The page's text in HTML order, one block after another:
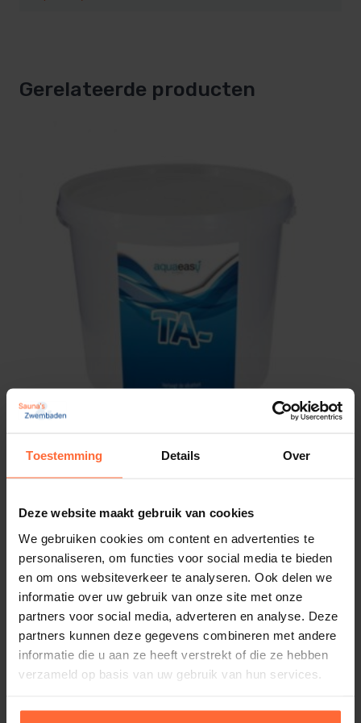
Toestemming Details Over
Deze website maakt gebruik van cookies
We gebruiken cookies om content en advertenties te
personaliseren, om functies voor social media te bieden
en om ons websiteverkeer te analyseren. Ook delen we
informatie over uw gebruik van onze site met onze
partners voor social media, adverteren en analyse. Deze
partners kunnen deze gegevens combineren met andere
informatie die u aan ze heeft verstrekt of die ze hebben
verzameld op basis van uw gebruik van hun services.
Eenvoudig in gebruik: TA + is een veilige en
efficiënte manier om de alkaliteit van uw water
Stabiliseert de pH-waarde
schommelingen en zorgt voor een stabieler
: Voorkomt
corrosie en andere schade aan onderdelen en
Veilig en betrouwbaar
Ondersteunt waterkwaliteit: Helpt uw water
helder, schoon en aangenaam te houden.
Hoe gebruik je TA+?
Meet de alkaliteitswaarde
: Gebruik een
teststrip om de TA (totale alkaliniteit) van uw
water te controleren. Voeg alleen TA +toe als de
waarde onder de80 ppmligt.
Gerelateerde producten
Aqua Easy Alkaliteit- (TA-) 3 kg
18,95